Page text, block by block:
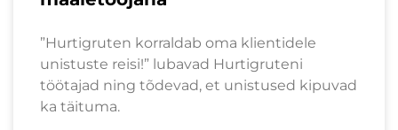
”Hurtigruten korraldab oma klientidele
unistuste reisi!” lubavad Hurtigruteni
töötajad ning tõdevad, et unistused kipuvad
ka täituma.